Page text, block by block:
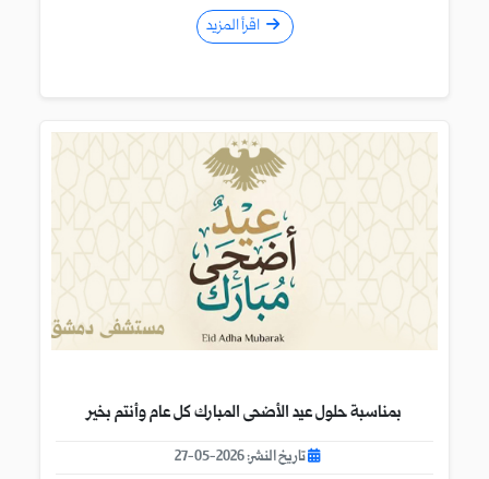
اقرأ المزيد
بمناسبة حلول عيد الأضحى المبارك كل عام وأنتم بخير
تاريخ النشر: 2026-05-27